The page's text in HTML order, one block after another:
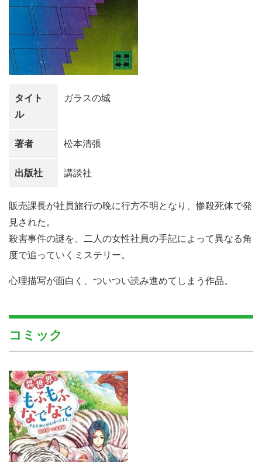
タイト
ル
ガラスの城
著者 松本清張
出版社 講談社
販売課長が社員旅行の晩に行方不明となり、惨殺死体で発
見された。
殺害事件の謎を、二人の女性社員の手記によって異なる角
度で追っていくミステリー。
心理描写が面白く、ついつい読み進めてしまう作品。
コミック